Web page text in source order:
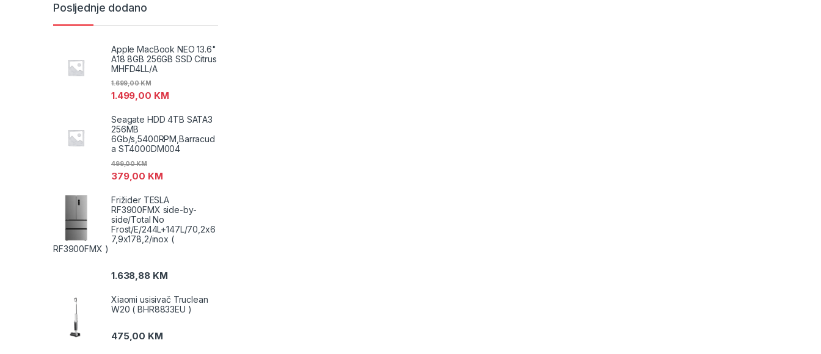
Posljednje dodano
Apple MacBook NEO 13.6"
A18 8GB 256GB SSD Citrus
MHFD4LL/A
1.499,00 KM
1.699,00KM
Seagate HDD 4TB SATA3
256MB
6Gb/s,5400RPM,Barracud
a ST4000DM004
379,00 KM
499,00KM
Frižider TESLA
RF3900FMX side-by-
side/Total No
Frost/E/244L+147L/70,2x6
7,9x178,2/inox (
RF3900FMX )
1.638,88 KM
Xiaomi usisivač Truclean
W20 ( BHR8833EU )
475,00 KM